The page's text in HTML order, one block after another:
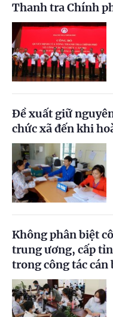
Thanh tra Chính
Đề xuất giữ
chức xã đến khi
Không phân biệt
trung ương, cấp
trong công tác cán